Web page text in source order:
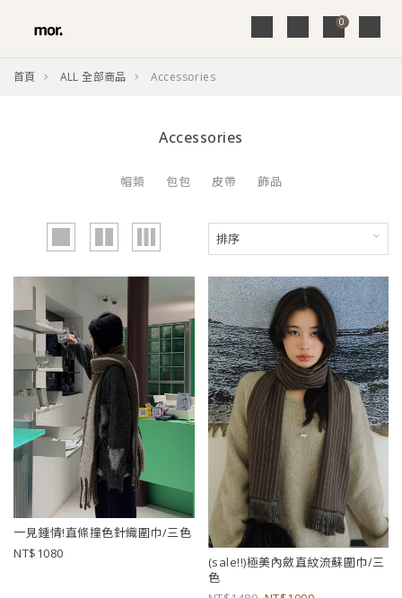
0
首頁 ALL 全部商品 Accessories
Accessories
帽類 包包 皮帶 飾品
一見鍾情!直條撞色針織圍巾/三色
1080
(sale!!)極美內斂直紋流蘇圍巾/三
色